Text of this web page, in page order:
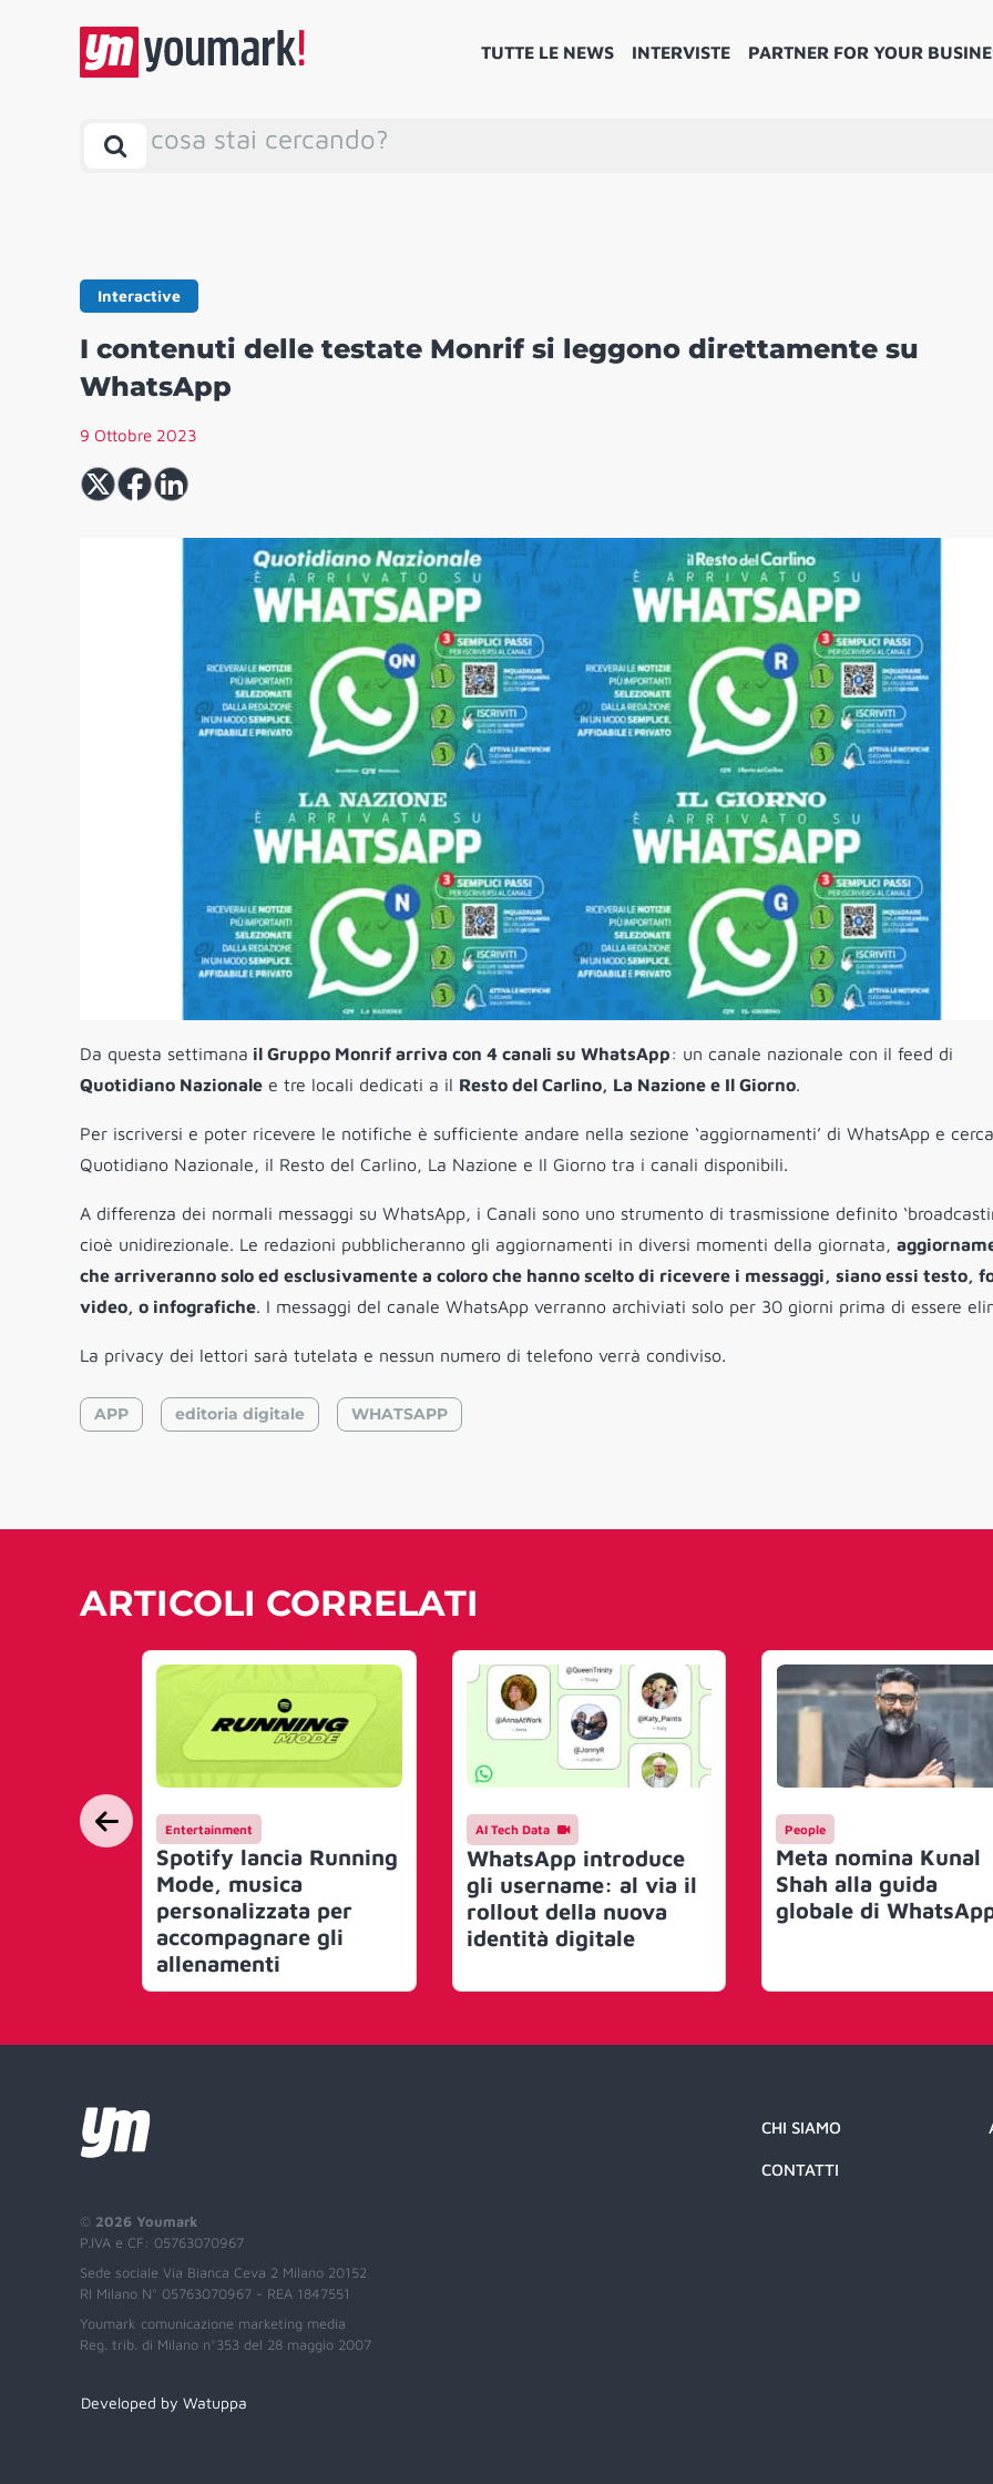
TUTTE LE NEWS INTERVISTE PARTNER FOR YOUR
cosa stai cercando?
Interactive
I contenuti delle testate Monrif si leggono direttamente su
WhatsApp
9 Ottobre 2023
Da questa settimana il Gruppo Monrif arriva con 4 canali su WhatsApp: un canale nazionale con il feed di
Quotidiano Nazionale e tre locali dedicati a il Resto del Carlino, La Nazione e Il Giorno.
Per iscriversi e poter ricevere le notifiche è sufficiente andare nella sezione ‘aggiornamenti’ di WhatsApp e
Quotidiano Nazionale, il Resto del Carlino, La Nazione e Il Giorno tra i canali disponibili.
A differenza dei normali messaggi su WhatsApp, i Canali sono uno strumento di trasmissione definito
cioè unidirezionale. Le redazioni pubblicheranno gli aggiornamenti in diversi momenti della giornata,
che arriveranno solo ed esclusivamente a coloro che hanno scelto di ricevere i messaggi, siano essi testo,
video, o infografiche. I messaggi del canale WhatsApp verranno archiviati solo per 30 giorni prima di essere
La privacy dei lettori sarà tutelata e nessun numero di telefono verrà condiviso.
APP editoria digitale WHATSAPP
ARTICOLI CORRELATI
Entertainment
Spotify lancia Running
Mode, musica
personalizzata per
accompagnare gli
allenamenti
AI Tech Data
WhatsApp introduce
gli username: al via il
rollout della nuova
identità digitale
People
Meta nomina Kunal
Shah alla guida
globale di
© 2026 Youmark
P.IVA e CF: 05763070967
Sede sociale Via Bianca Ceva 2 Milano 20152
RI Milano N° 05763070967 - REA 1847551
Youmark comunicazione marketing media
Reg. trib. di Milano n°353 del 28 maggio 2007
CHI SIAMO
CONTATTI
Developed by Watuppa